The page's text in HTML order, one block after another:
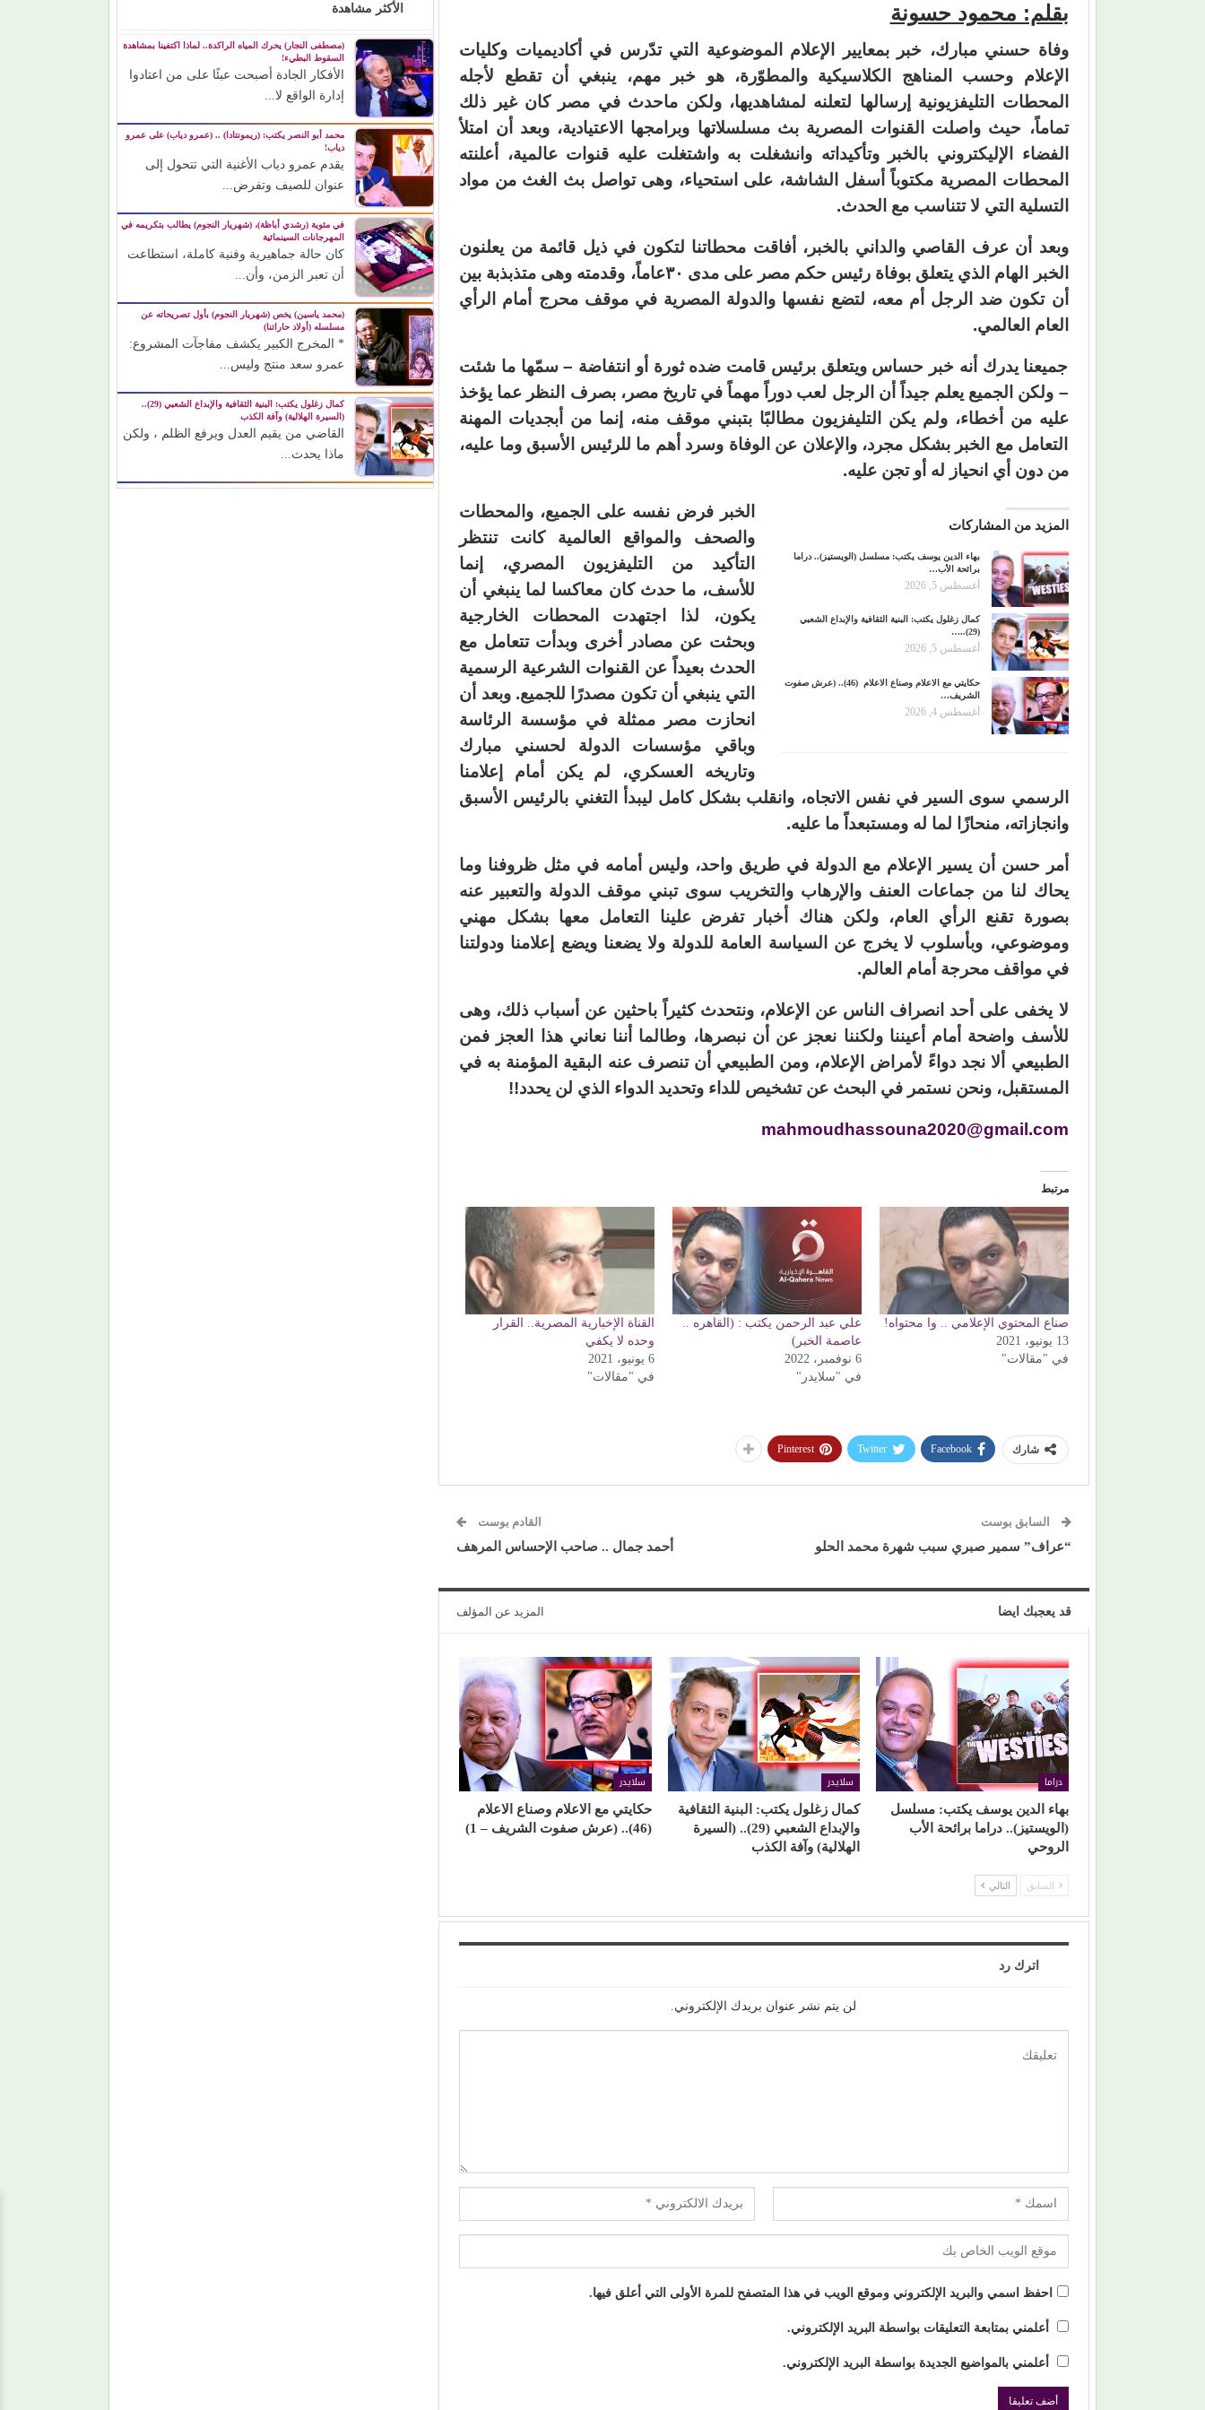
بقلم: محمود حسونة
وفاة حسني مبارك، خبر بمعايير الإعلام الموضوعية التي تدّرس في أكاديميات وكليات
الإعلام وحسب المناهج الكلاسيكية والمطوّرة، هو خبر مهم، ينبغي أن تقطع لأجله
المحطات التليفزيونية إرسالها لتعلنه لمشاهديها، ولكن ماحدث في مصر كان غير ذلك
تماماً، حيث واصلت القنوات المصرية بث مسلسلاتها وبرامجها الاعتيادية، وبعد أن امتلأ
الفضاء الإليكتروني بالخبر وتأكيداته وانشغلت به واشتغلت عليه قنوات عالمية، أعلنته
المحطات المصرية مكتوباً أسفل الشاشة، على استحياء، وهى تواصل بث الغث من مواد
التسلية التي لا تتناسب مع الحدث.
وبعد أن عرف القاصي والداني بالخبر، أفاقت محطاتنا لتكون في ذيل قائمة من يعلنون
الخبر الهام الذي يتعلق بوفاة رئيس حكم مصر على مدى ٣٠عاماً، وقدمته وهى متذبذبة بين
أن تكون ضد الرجل أم معه، لتضع نفسها والدولة المصرية في موقف محرج أمام الرأي
العام العالمي.
جميعنا يدرك أنه خبر حساس ويتعلق برئيس قامت ضده ثورة أو انتفاضة – سمّها ما شئت
– ولكن الجميع يعلم جيداً أن الرجل لعب دوراً مهماً في تاريخ مصر، بصرف النظر عما يؤخذ
عليه من أخطاء، ولم يكن التليفزيون مطالبًا بتبني موقف منه، إنما من أبجديات المهنة
التعامل مع الخبر بشكل مجرد، والإعلان عن الوفاة وسرد أهم ما للرئيس الأسبق وما عليه،
من دون أي انحياز له أو تجن عليه.
المزيد من المشاركات
بهاء الدين يوسف يكتب: مسلسل (الويستيز).. دراما
برائحة الأب…
أغسطس 5, 2026
كمال زغلول يكتب: البنية الثقافية والإبداع الشعبي
(29)..…
أغسطس 5, 2026
حكايتي مع الاعلام وصناع الاعلام (46).. (عرش صفوت
الشريف…
أغسطس 4, 2026
الخبر فرض نفسه على الجميع، والمحطات
والصحف والمواقع العالمية كانت تنتظر
التأكيد من التليفزيون المصري، إنما
للأسف، ما حدث كان معاكسا لما ينبغي أن
يكون، لذا اجتهدت المحطات الخارجية
وبحثت عن مصادر أخرى وبدأت تتعامل مع
الحدث بعيداً عن القنوات الشرعية الرسمية
التي ينبغي أن تكون مصدرًا للجميع. وبعد أن
انحازت مصر ممثلة في مؤسسة الرئاسة
وباقي مؤسسات الدولة لحسني مبارك
وتاريخه العسكري، لم يكن أمام إعلامنا
الرسمي سوى السير في نفس الاتجاه، وانقلب بشكل كامل ليبدأ التغني بالرئيس الأسبق
وانجازاته، منحازًا لما له ومستبعداً ما عليه.
أمر حسن أن يسير الإعلام مع الدولة في طريق واحد، وليس أمامه في مثل ظروفنا وما
يحاك لنا من جماعات العنف والإرهاب والتخريب سوى تبني موقف الدولة والتعبير عنه
بصورة تقنع الرأي العام، ولكن هناك أخبار تفرض علينا التعامل معها بشكل مهني
وموضوعي، وبأسلوب لا يخرج عن السياسة العامة للدولة ولا يضعنا ويضع إعلامنا ودولتنا
في مواقف محرجة أمام العالم.
لا يخفى على أحد انصراف الناس عن الإعلام، ونتحدث كثيراً باحثين عن أسباب ذلك، وهى
للأسف واضحة أمام أعيننا ولكننا نعجز عن أن نبصرها، وطالما أننا نعاني هذا العجز فمن
الطبيعي ألا نجد دواءً لأمراض الإعلام، ومن الطبيعي أن تنصرف عنه البقية المؤمنة به في
المستقبل، ونحن نستمر في البحث عن تشخيص للداء وتحديد الدواء الذي لن يحدد!!
mahmoudhassouna2020@gmail.com
مرتبط
صناع المحتوي الإعلامي .. وا محتواه!
13 يونيو، 2021
في "مقالات"
علي عبد الرحمن يكتب : (القاهره ..
عاصمة الخبر)
6 نوفمبر، 2022
في "سلايدر"
القناة الإخبارية المصرية.. القرار
وحده لا يكفي
6 يونيو، 2021
في "مقالات"
شارك Facebook
Twitter
Pinterest
السابق بوست
“عراف” سمير صبري سبب شهرة محمد الحلو
القادم بوست
أحمد جمال .. صاحب الإحساس المرهف
قد يعجبك ايضا المزيد عن المؤلف
دراما
بهاء الدين يوسف يكتب: مسلسل
(الويستيز).. دراما برائحة الأب
الروحي
سلايدر
كمال زغلول يكتب: البنية الثقافية
والإبداع الشعبي (29).. (السيرة
الهلالية) وآفة الكذب
سلايدر
حكايتي مع الاعلام وصناع الاعلام
(46).. (عرش صفوت الشريف – 1)
السابق التالي
اترك رد
لن يتم نشر عنوان بريدك الإلكتروني.
احفظ اسمي والبريد الإلكتروني وموقع الويب في هذا المتصفح للمرة الأولى التي أعلق فيها.
أعلمني بمتابعة التعليقات بواسطة البريد الإلكتروني.
أعلمني بالمواضيع الجديدة بواسطة البريد الإلكتروني.
الأكثر مشاهدة
(مصطفى النجار) يحرك المياه الراكدة.. لماذا اكتفينا بمشاهدة
السقوط البطيء!
الأفكار الجادة أصبحت عبئًا على من اعتادوا
إدارة الواقع لا...
محمد أبو النصر يكتب: (ريمونتادا) .. (عمرو دياب) على عمرو
دياب!
يقدم عمرو دياب الأغنية التي تتحول إلى
عنوان للصيف وتفرض...
في مئوية (رشدي أباظة)، (شهريار النجوم) يطالب بتكريمه في
المهرجانات السينمائية
كان حالة جماهيرية وفنية كاملة، استطاعت
أن تعبر الزمن، وأن...
(محمد ياسين) يخص (شهريار النجوم) بأول تصريحاته عن
مسلسله (أولاد حاراتنا)
* المخرج الكبير يكشف مفاجآت المشروع:
عمرو سعد منتج وليس...
كمال زغلول يكتب: البنية الثقافية والإبداع الشعبي (29)..
(السيرة الهلالية) وآفة الكذب
القاضي من يقيم العدل ويرفع الظلم ، ولكن
ماذا يحدث...